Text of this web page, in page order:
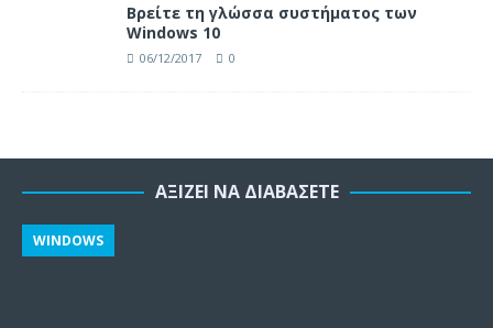
Βρείτε τη γλώσσα συστήματος των
Windows 10
06/12/2017 0
ΑΞΊΖΕΙ ΝΑ ΔΙΑΒΆΣΕΤΕ
WINDOWS